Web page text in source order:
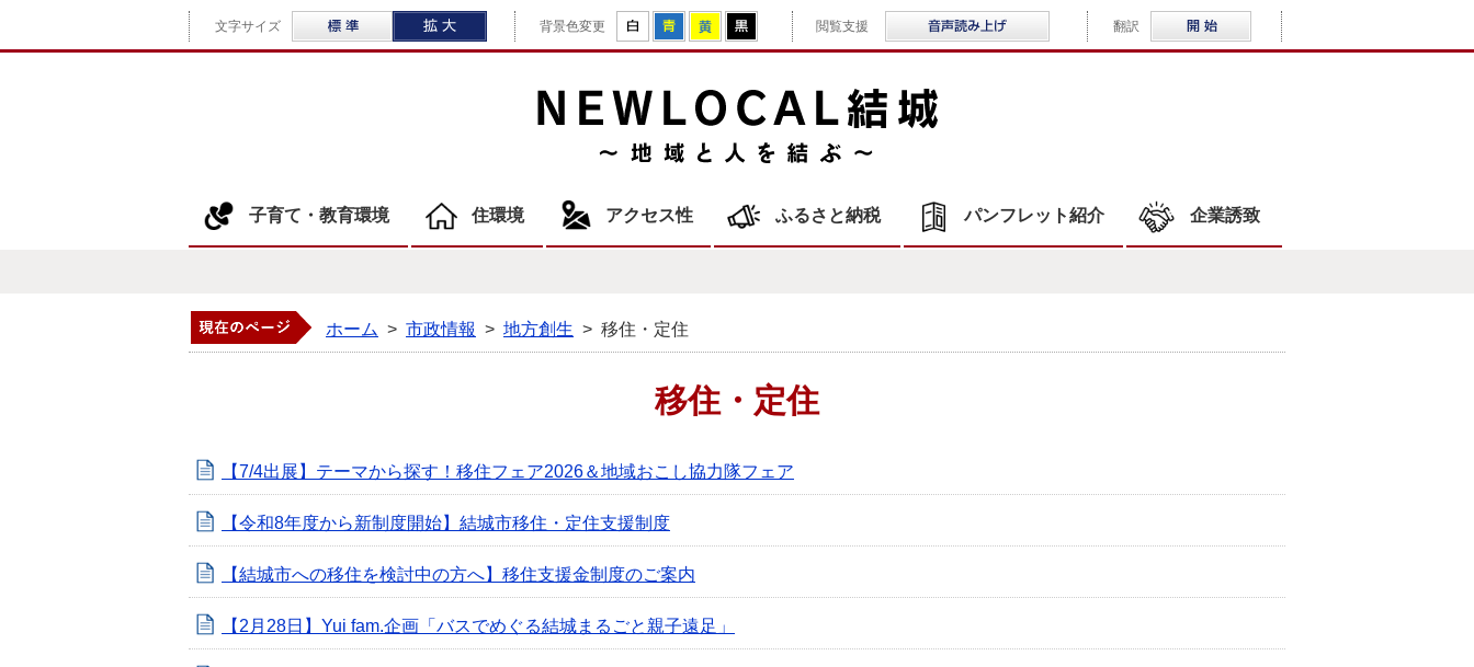
子育て・教育環境 住環境 アクセス性 ふるさと納税 パンフレット紹介 企業誘致
文字サイズ 標準 拡大 背景色変更 白 青 黄 閲覧支援 音声読み上げ
翻訳 Multilingual
ホーム > 市政情報 > 地方創生 > 移住・定住
移住・定住
【7/4出展】テーマから探す！移住フェア2026＆地域おこし協力隊フェア
【令和8年度から新制度開始】結城市移住・定住支援制度
【結城市への移住を検討中の方へ】移住支援金制度のご案内
【2月28日】Yui fam.企画「バスでめぐる結城まるごと親子遠足」